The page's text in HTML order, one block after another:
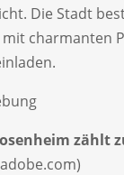
Die Stadt
charmanten
zählt